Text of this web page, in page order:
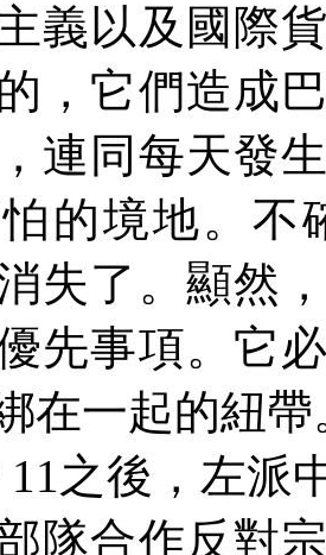
義以及國際
，它們造成
連同每天發
的境地。不
失了。顯然
先事項。它
在一起的紐帶
之後，左派
隊合作反對